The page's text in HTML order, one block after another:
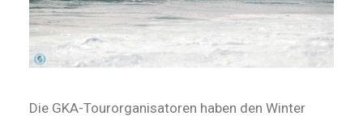
Die GKA-Tourorganisatoren haben den Winter